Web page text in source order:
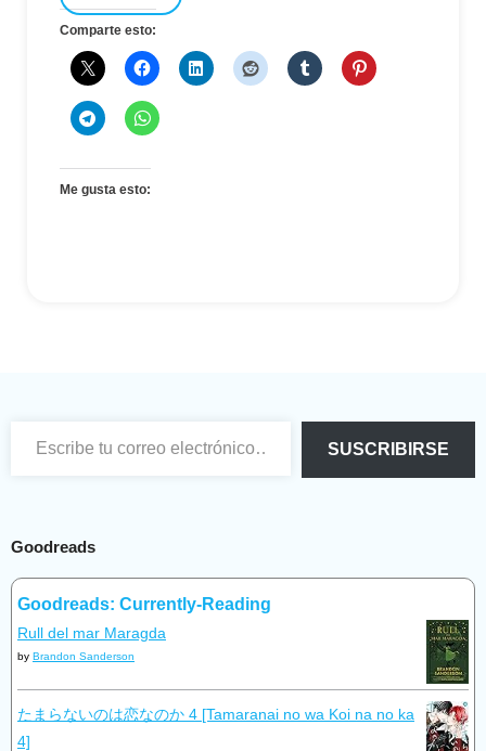
Comparte esto:
Me gusta esto:
SUSCRIBIRSE
Goodreads
Goodreads: Currently-Reading
Rull del mar Maragda
by Brandon Sanderson
たまらないのは恋なのか 4 [Tamaranai no wa Koi na no ka
4]